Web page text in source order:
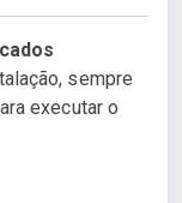
sempre
executar o